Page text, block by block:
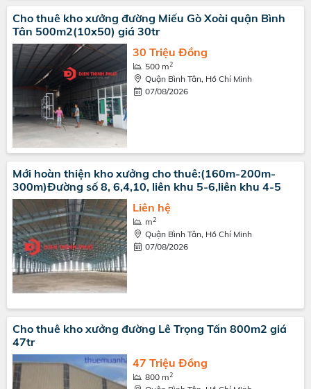
Cho thuê kho xưởng đường Miếu Gò Xoài quận Bình
Tân 500m2(10x50) giá 30tr
30 Triệu Đồng
500 m2
Quận Bình Tân, Hồ Chí Minh
07/08/2026
Mới hoàn thiện kho xưởng cho thuê:(160m-200m-
300m)Đường số 8, 6,4,10, liên khu 5-6,liên khu 4-5
Liên hệ
m2
Quận Bình Tân, Hồ Chí Minh
07/08/2026
Cho thuê kho xưởng đường Lê Trọng Tấn 800m2 giá
47tr
47 Triệu Đồng
800 m2